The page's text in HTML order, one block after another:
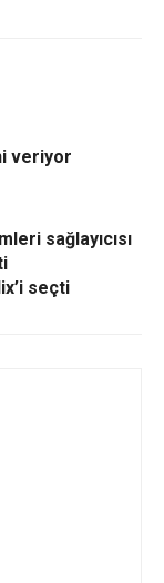
veriyor
sağlayıcısı
seçti